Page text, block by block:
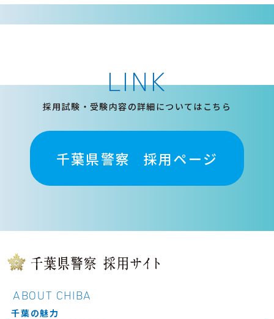
LINK
採用試験・受験内容の詳細についてはこちら
千葉県警察 採用ページ
ABOUT CHIBA
千葉の魅力